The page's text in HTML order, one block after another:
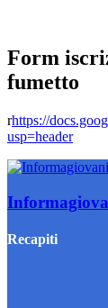
Form
fumetto
rhttps://
usp=header
Recapiti